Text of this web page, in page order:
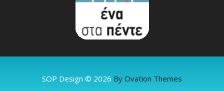
SOP Design © 2026 By Ovation Themes